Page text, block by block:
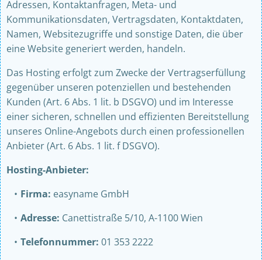
Adressen, Kontaktanfragen, Meta- und
Kommunikationsdaten, Vertragsdaten, Kontaktdaten,
Namen, Websitezugriffe und sonstige Daten, die über
eine Website generiert werden, handeln.
Das Hosting erfolgt zum Zwecke der Vertragserfüllung
gegenüber unseren potenziellen und bestehenden
Kunden (Art. 6 Abs. 1 lit. b DSGVO) und im Interesse
einer sicheren, schnellen und effizienten Bereitstellung
unseres Online-Angebots durch einen professionellen
Anbieter (Art. 6 Abs. 1 lit. f DSGVO).
Hosting-Anbieter:
Firma: easyname GmbH
Adresse: Canettistraße 5/10, A-1100 Wien
Telefonnummer: 01 353 2222